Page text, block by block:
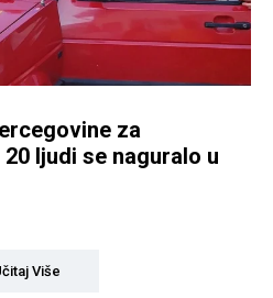
za
ljudi se naguralo u
Više